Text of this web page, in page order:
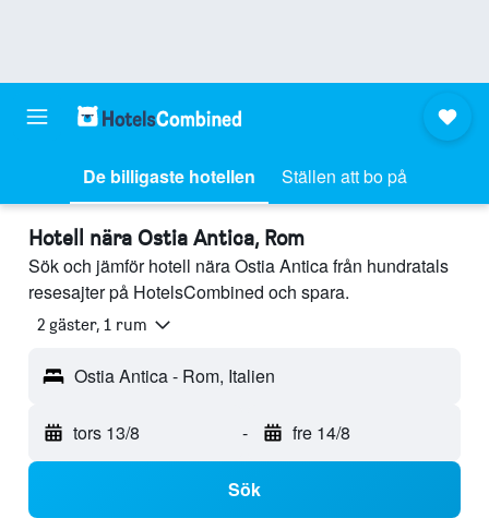
De billigaste hotellen Ställen att bo på
Hotell nära Ostia Antica, Rom
Sök och jämför hotell nära Ostia Antica från hundratals
resesajter på HotelsCombined och spara.
2 gäster, 1 rum
Ostia Antica - Rom, Italien
tors 13/8 - fre 14/8
Sök